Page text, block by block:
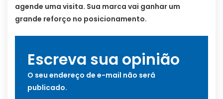
agende uma visita. Sua marca vai ganhar um
grande reforço no posicionamento.
Escreva sua opinião
O seu endereço de e-mail não será
publicado.